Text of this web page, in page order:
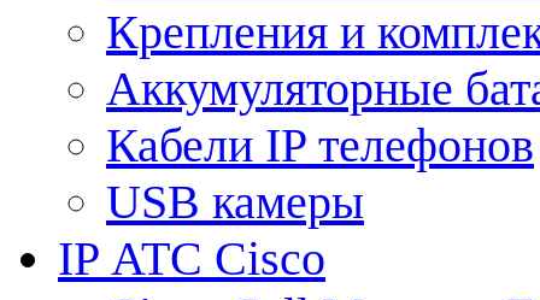
Крепления и
Аккумуляторные
Кабели IP телефонов
USB камеры
IP АТС Cisco